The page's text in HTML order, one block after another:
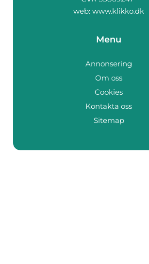
web: www.klikko.dk
Menu
Annonsering
Om oss
Cookies
Kontakta oss
Sitemap